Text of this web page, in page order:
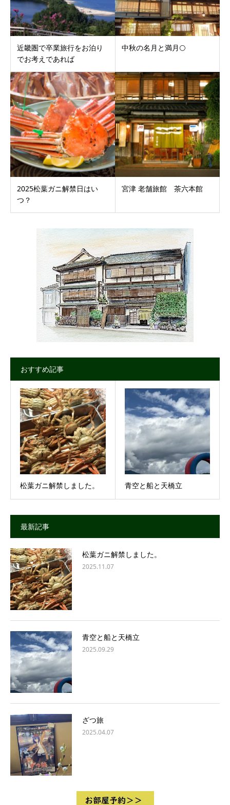
近畿圏で卒業旅行をお泊り
でお考えであれば
中秋の名月と満月🌕
2025松葉ガニ解禁日はい
つ？
宮津 老舗旅館 茶六本館
おすすめ記事
松葉ガニ解禁しました。 青空と船と天橋立
最新記事
松葉ガニ解禁しました。
2025.11.07
青空と船と天橋立
2025.09.29
ざつ旅
2025.04.07